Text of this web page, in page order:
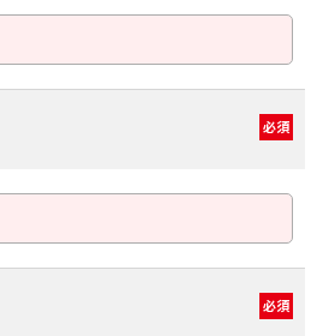
必須
必須